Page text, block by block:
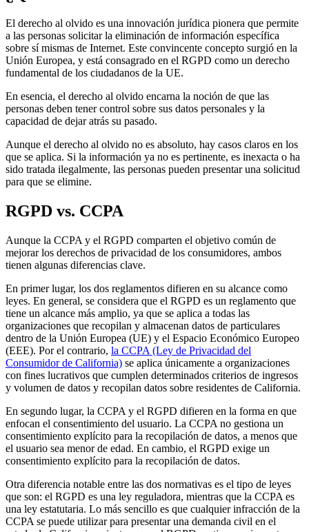
El derecho al olvido es una innovación jurídica pionera que permite
a las personas solicitar la eliminación de información específica
sobre sí mismas de Internet. Este convincente concepto surgió en la
Unión Europea, y está consagrado en el RGPD como un derecho
fundamental de los ciudadanos de la UE.
En esencia, el derecho al olvido encarna la noción de que las
personas deben tener control sobre sus datos personales y la
capacidad de dejar atrás su pasado.
Aunque el derecho al olvido no es absoluto, hay casos claros en los
que se aplica. Si la información ya no es pertinente, es inexacta o ha
sido tratada ilegalmente, las personas pueden presentar una solicitud
para que se elimine.
RGPD vs. CCPA
Aunque la CCPA y el RGPD comparten el objetivo común de
mejorar los derechos de privacidad de los consumidores, ambos
tienen algunas diferencias clave.
En primer lugar, los dos reglamentos difieren en su alcance como
leyes. En general, se considera que el RGPD es un reglamento que
tiene un alcance más amplio, ya que se aplica a todas las
organizaciones que recopilan y almacenan datos de particulares
dentro de la Unión Europea (UE) y el Espacio Económico Europeo
(EEE). Por el contrario, la CCPA (Ley de Privacidad del
Consumidor de California) se aplica únicamente a organizaciones
con fines lucrativos que cumplen determinados criterios de ingresos
y volumen de datos y recopilan datos sobre residentes de California.
En segundo lugar, la CCPA y el RGPD difieren en la forma en que
enfocan el consentimiento del usuario. La CCPA no gestiona un
consentimiento explícito para la recopilación de datos, a menos que
el usuario sea menor de edad. En cambio, el RGPD exige un
consentimiento explícito para la recopilación de datos.
Otra diferencia notable entre las dos normativas es el tipo de leyes
que son: el RGPD es una ley reguladora, mientras que la CCPA es
una ley estatutaria. Lo más sencillo es que cualquier infracción de la
CCPA se puede utilizar para presentar una demanda civil en el